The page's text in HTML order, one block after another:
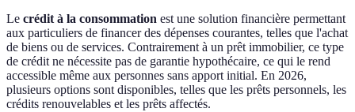
Le crédit à la consommation est une solution financière permettant
aux particuliers de financer des dépenses courantes, telles que l'achat
de biens ou de services. Contrairement à un prêt immobilier, ce type
de crédit ne nécessite pas de garantie hypothécaire, ce qui le rend
accessible même aux personnes sans apport initial. En 2026,
plusieurs options sont disponibles, telles que les prêts personnels, les
crédits renouvelables et les prêts affectés.